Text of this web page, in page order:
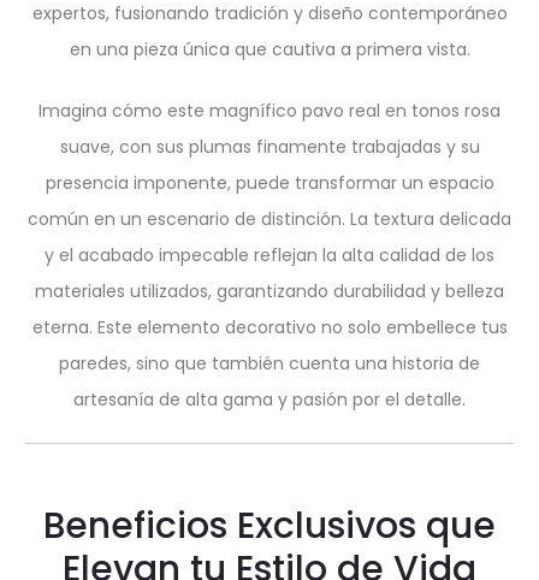
expertos, fusionando tradición y diseño contemporáneo
en una pieza única que cautiva a primera vista.
Imagina cómo este magnífico pavo real en tonos rosa
suave, con sus plumas finamente trabajadas y su
presencia imponente, puede transformar un espacio
común en un escenario de distinción. La textura delicada
y el acabado impecable reflejan la alta calidad de los
materiales utilizados, garantizando durabilidad y belleza
eterna. Este elemento decorativo no solo embellece tus
paredes, sino que también cuenta una historia de
artesanía de alta gama y pasión por el detalle.
Beneficios Exclusivos que
Elevan tu Estilo de Vida